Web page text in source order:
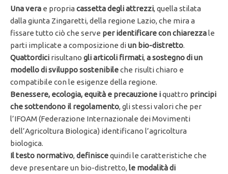
Una vera e propriacassetta degli attrezzi, quella stilata
dalla giunta Zingaretti, della regione Lazio, che mira a
fissare tutto ciò che serve per identificare con chiarezzale
parti implicate a composizione diun bio-distretto.
Quattordici risultano gli articoli firmati,a sostegno di un
modello di sviluppo sostenibileche risulti chiaro e
compatibile con le esigenze della regione.
Benessere, ecologia, equità e precauzione iquattro principi
che sottendono il regolamento, gli stessi valori che per
l’IFOAM (Federazione Internazionale dei Movimenti
dell’Agricoltura Biologica) identificano l’agricoltura
biologica.
Il testo normativo,definiscequindi le caratteristiche che
deve presentare un bio-distretto,le modalità di